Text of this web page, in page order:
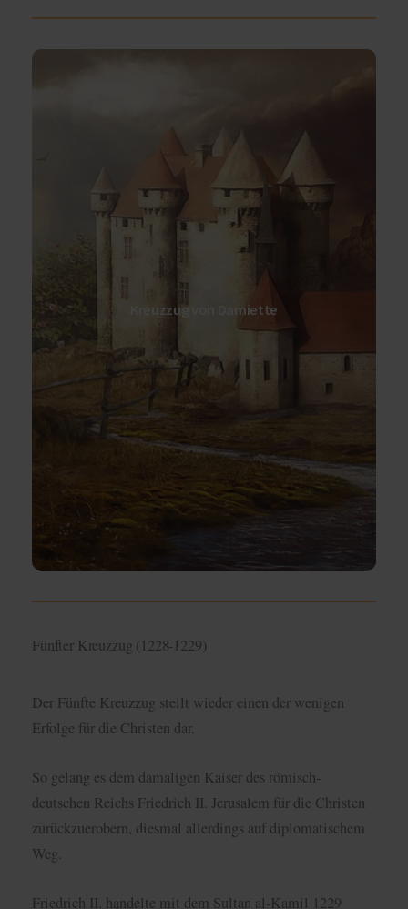
Kreuzzug von Damiette
hohem strategischem Wert
für die
Muslime und konnte nach einer langen Eroberung
von den Kreuzrittern erobert werden.
Kurze Zeit darauf eroberten die Moslems Damiette
allerdings zurück, was den Kreuzzug
einem Fehlschlag
beendete.
Da dieser Kreuzzug in der deutschen Zählweise mit
dem Kreuzzug von Friedrich II. zusammengezählt
wird, wird er häufig nicht betrachtet. Du solltest
aber wenigstens mal davon gehört haben.
Fünfter Kreuzzug (1228-1229)
Der Fünfte Kreuzzug stellt wieder einen der wenigen
Erfolge für die Christen dar.
So gelang es dem damaligen Kaiser des römisch-
deutschen Reichs Friedrich II. Jerusalem für die Christen
zurückzuerobern, diesmal allerdings auf diplomatischem
Weg.
Friedrich II. handelte mit dem Sultan al-Kamil 1229